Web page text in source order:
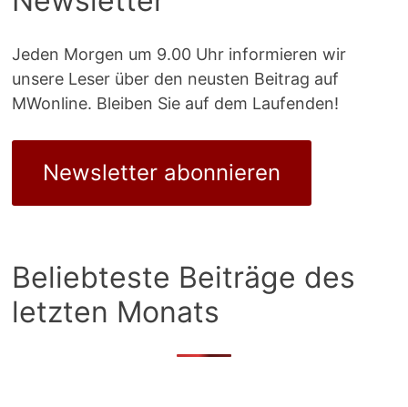
Jeden Morgen um 9.00 Uhr informieren wir
unsere Leser über den neusten Beitrag auf
MWonline. Bleiben Sie auf dem Laufenden!
Newsletter abonnieren
Beliebteste Beiträge des
letzten Monats